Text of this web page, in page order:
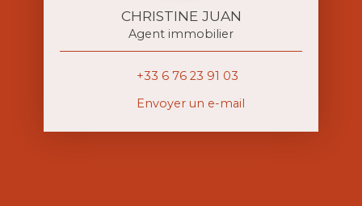
CHRISTINE JUAN
Agent immobilier
+33 6 76 23 91 03
Envoyer un e-mail